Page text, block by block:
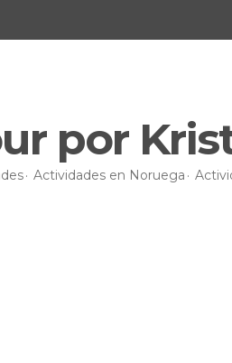
por
Actividades en Noruega